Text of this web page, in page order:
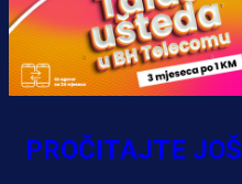
PROČITAJTE JOŠ